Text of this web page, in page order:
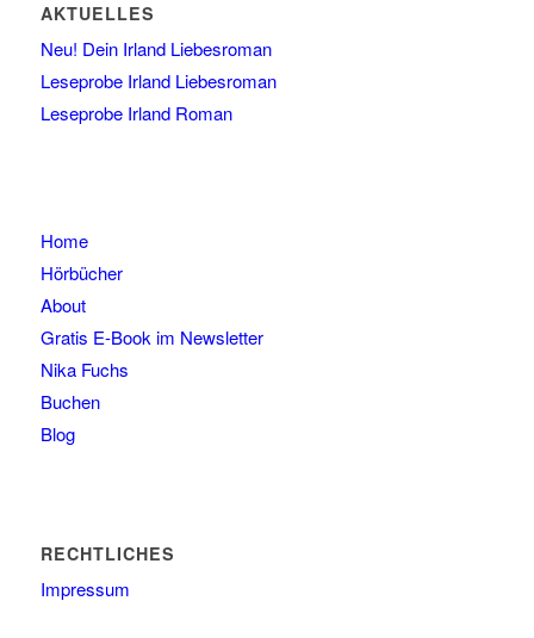
AKTUELLES
Neu! Dein Irland Liebesroman
Leseprobe Irland Liebesroman
Leseprobe Irland Roman
Home
Hörbücher
About
Gratis E-Book im Newsletter
Nika Fuchs
Buchen
Blog
RECHTLICHES
Impressum